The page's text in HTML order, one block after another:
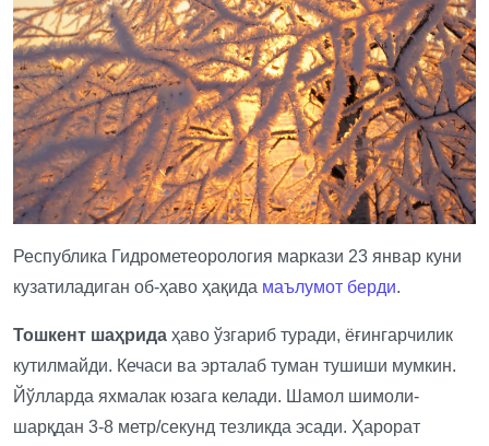
Республика Гидрометеорология маркази 23 январ куни
кузатиладиган об-ҳаво ҳақида маълумот берди.
Тошкент шаҳрида ҳаво ўзгариб туради, ёғингарчилик
кутилмайди. Кечаси ва эрталаб туман тушиши мумкин.
Йўлларда яхмалак юзага келади. Шамол шимоли-
шарқдан 3-8 метр/секунд тезликда эсади. Ҳарорат